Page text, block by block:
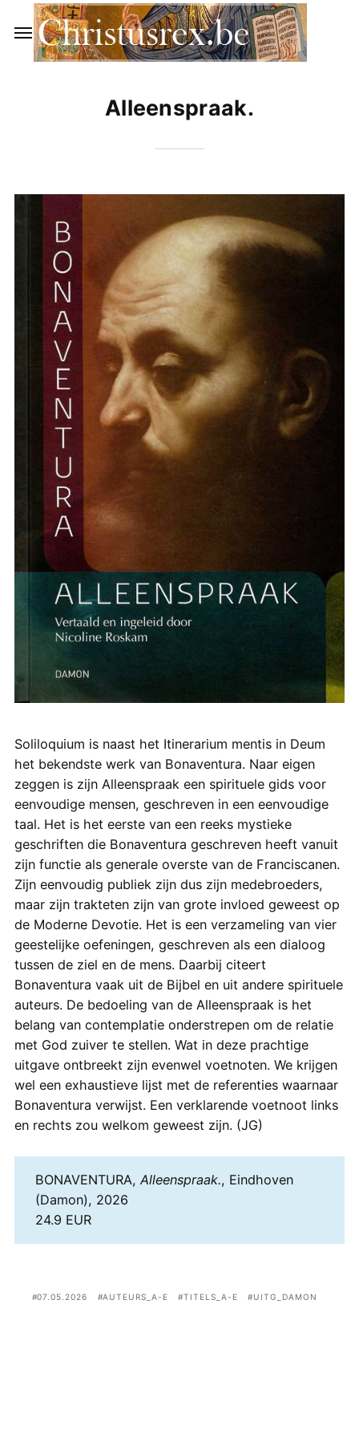
Alleenspraak.
Soliloquium is naast het Itinerarium mentis in Deum
het bekendste werk van Bonaventura. Naar eigen
zeggen is zijn Alleenspraak een spirituele gids voor
eenvoudige mensen, geschreven in een eenvoudige
taal. Het is het eerste van een reeks mystieke
geschriften die Bonaventura geschreven heeft vanuit
zijn functie als generale overste van de Franciscanen.
Zijn eenvoudig publiek zijn dus zijn medebroeders,
maar zijn trakteten zijn van grote invloed geweest op
de Moderne Devotie. Het is een verzameling van vier
geestelijke oefeningen, geschreven als een dialoog
tussen de ziel en de mens. Daarbij citeert
Bonaventura vaak uit de Bijbel en uit andere spirituele
auteurs. De bedoeling van de Alleenspraak is het
belang van contemplatie onderstrepen om de relatie
met God zuiver te stellen. Wat in deze prachtige
uitgave ontbreekt zijn evenwel voetnoten. We krijgen
wel een exhaustieve lijst met de referenties waarnaar
Bonaventura verwijst. Een verklarende voetnoot links
en rechts zou welkom geweest zijn. (JG)
BONAVENTURA, Alleenspraak., Eindhoven
(Damon), 2026
24.9 EUR
07.05.2026 AUTEURS_A-E TITELS_A-E UITG_DAMON